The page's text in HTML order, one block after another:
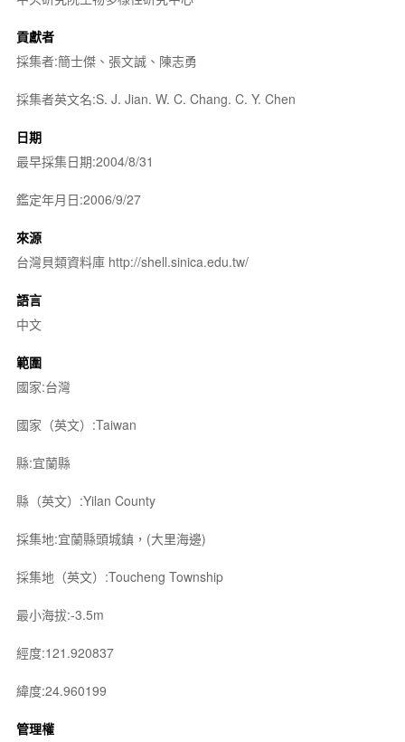
貢獻者
採集者:簡士傑、張文誠、陳志勇
採集者英文名:S. J. Jian. W. C. Chang. C. Y. Chen
日期
最早採集日期:2004/8/31
鑑定年月日:2006/9/27
來源
台灣貝類資料庫 http://shell.sinica.edu.tw/
語言
中文
範圍
國家:台灣
國家（英文）:Taiwan
縣:宜蘭縣
縣（英文）:Yilan County
採集地:宜蘭縣頭城鎮，(大里海邊)
採集地（英文）:Toucheng Township
最小海拔:-3.5m
經度:121.920837
緯度:24.960199
管理權